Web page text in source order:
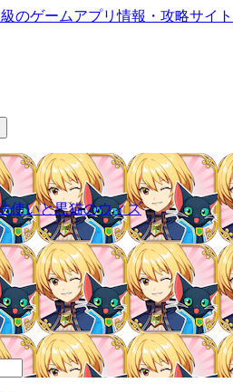
使いと黒猫のウィズ